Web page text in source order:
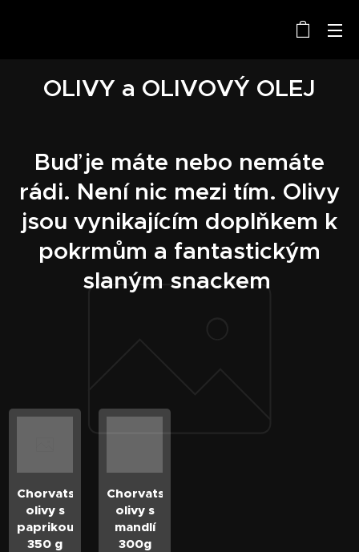
OLIVY a OLIVOVÝ OLEJ
Buď je máte nebo nemáte
rádi. Není nic mezi tím. Olivy
jsou vynikajícím doplňkem k
pokrmům a fantastickým
slaným snackem
Chorvatské
olivy s
paprikou
350 g
Chorvatské
olivy s
mandlí
300g